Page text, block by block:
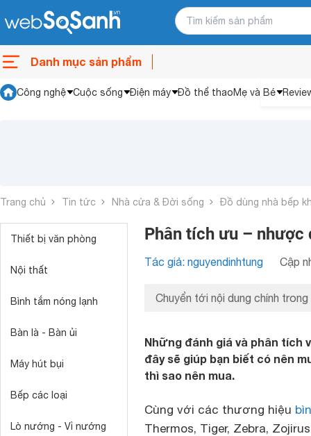
Danh mục sản phẩm
Công nghệ Cuộc sống Điện máy Đồ thể thaoMẹ và Bé
Trang chủ Tin tức Nhà cửa & Đời sống Đồ dùng nhà bếp
Thiết bị văn phòng
Nội thất
Bình tắm nóng lạnh
Bàn là - Bàn ủi
Máy hút bụi
Bếp các loại
Lò nướng - Vỉ nướng
Phân tích ưu –
Tác giả: nguyendinhtung Cập
Chuyển tới nội dung chính trong
Những đánh giá và phân
đây sẽ giúp bạn biết có nên
thì sao nên mua.
Cùng với các thương hiệu
Thermos, Tiger, Zebra,